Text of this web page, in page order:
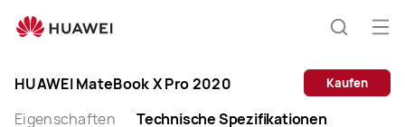
MateBook
ProHUAWEI MateBook X Pro 2020
Eigenschaften
Technische Spezifikationen
Kaufen